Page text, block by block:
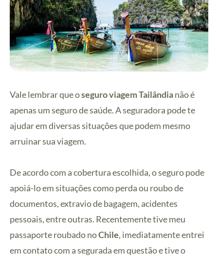
Vale lembrar que oseguro viagem Tailândianão é
apenas um seguro de saúde. A seguradora pode te
ajudar em diversas situações que podem mesmo
arruinar sua viagem.
De acordo com a cobertura escolhida, o seguro pode
apoiá-lo em situações como perda ou roubo de
documentos, extravio de bagagem, acidentes
pessoais, entre outras. Recentemente tive meu
passaporte roubado noChile, imediatamente entrei
em contato com a segurada em questão e tive o